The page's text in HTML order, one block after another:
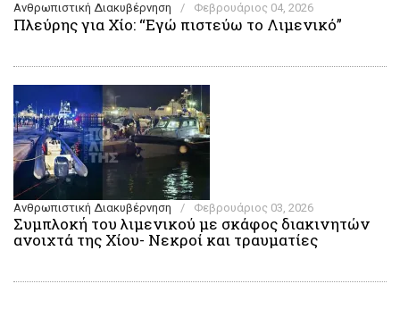
Ανθρωπιστική Διακυβέρνηση / Φεβρουάριος 04, 2026
Πλεύρης για Χίο: “Εγώ πιστεύω το Λιμενικό”
Ανθρωπιστική Διακυβέρνηση / Φεβρουάριος 03, 2026
Συμπλοκή του λιμενικού με σκάφος διακινητών
ανοιχτά της Χίου- Νεκροί και τραυματίες